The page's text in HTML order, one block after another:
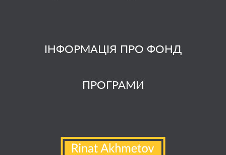
ІНФОРМАЦІЯ ПРО ФОНД
ПРОГРАМИ